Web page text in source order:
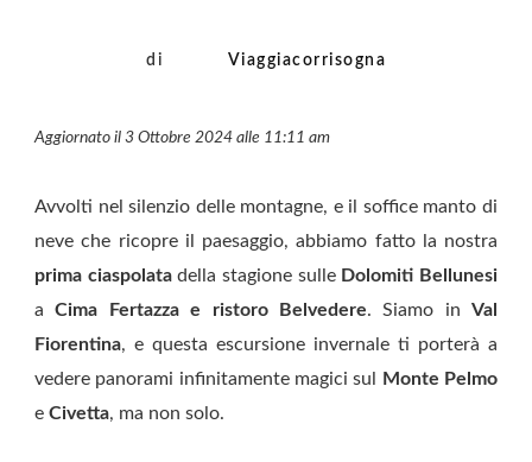
di Viaggiacorrisogna
Aggiornato il 3 Ottobre 2024 alle 11:11 am
Avvolti nel silenzio delle montagne, e il soffice manto di
neve che ricopre il paesaggio, abbiamo fatto la nostra
prima ciaspolatadella stagione sulle Dolomiti Bellunesi
a Cima Fertazza e ristoro Belvedere. Siamo in Val
Fiorentina, e questa escursione invernale ti porterà a
vedere panorami infinitamente magici sul
Monte Pelmo
e Civetta, ma non solo.